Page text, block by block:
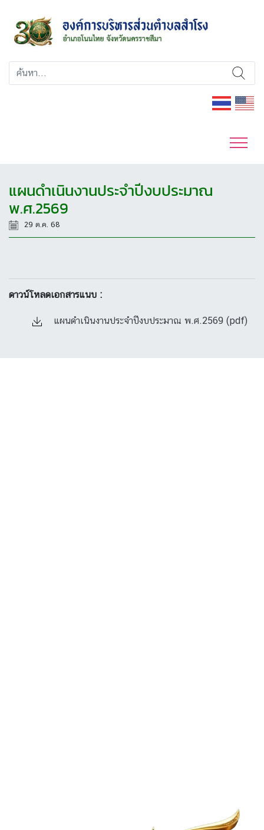
แผนดำเนินงานประจำปีงบประมาณ
พ.ศ.2569
29 ต.ค. 68
ดาวน์โหลดเอกสารแนบ :
แผนดำเนินงานประจำปีงบประมาณ พ.ศ.2569 (pdf)